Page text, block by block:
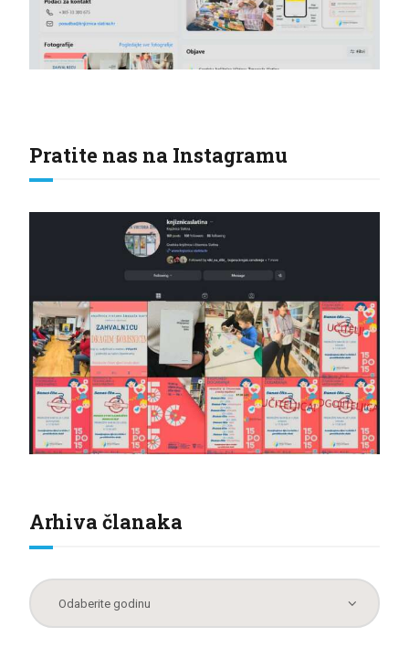
Pratite nas na Instagramu
Arhiva članaka